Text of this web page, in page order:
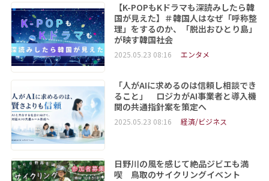
【K-POPもKドラマも深読みしたら韓
国が見えた】＃韓国人はなぜ「呼称整
理」をするのか、「脱出おひとり島」
が映す韓国社会
2025.05.23 08:16 エンタメ
「人がAIに求めるのは信頼し相談でき
ること」 ロジカがAI事業者と導入機
関の共通指針案を策定へ
2025.05.23 08:16 経済/ビジネス
日野川の風を感じて絶品ジビエも満
喫 鳥取のサイクリングイベント